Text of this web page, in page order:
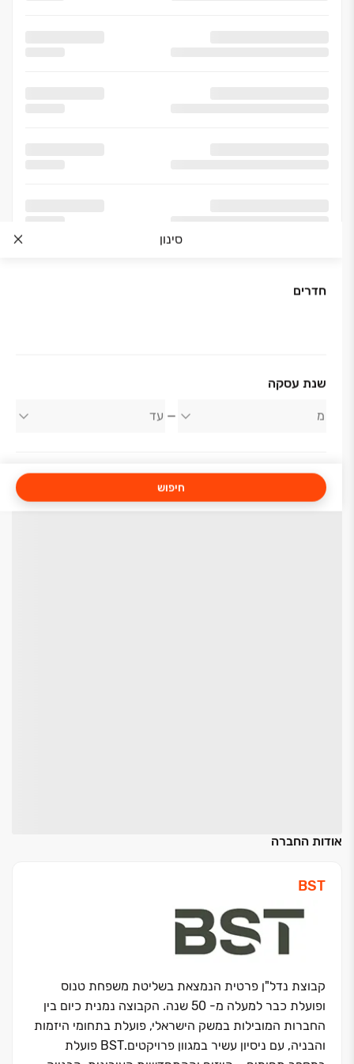
סינון
חדרים
שנת עסקה
חיפוש
אודות החברה
BST
קבוצת נדל"ן פרטית הנמצאת בשליטת משפחת טנוס
ופועלת כבר למעלה מ- 50 שנה. הקבוצה נמנית כיום בין
החברות המובילות במשק הישראלי, פועלת בתחומי היזמות
והבניה, עם ניסיון עשיר במגוון פרויקטים.BST פועלת